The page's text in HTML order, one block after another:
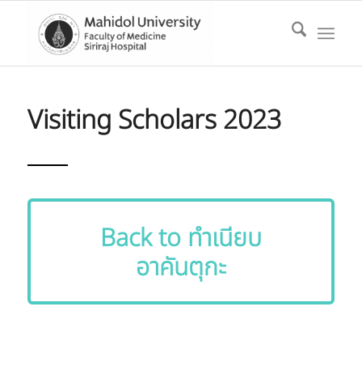
Visiting Scholars 2023
Back to ทำเนียบ
อาคันตุกะ